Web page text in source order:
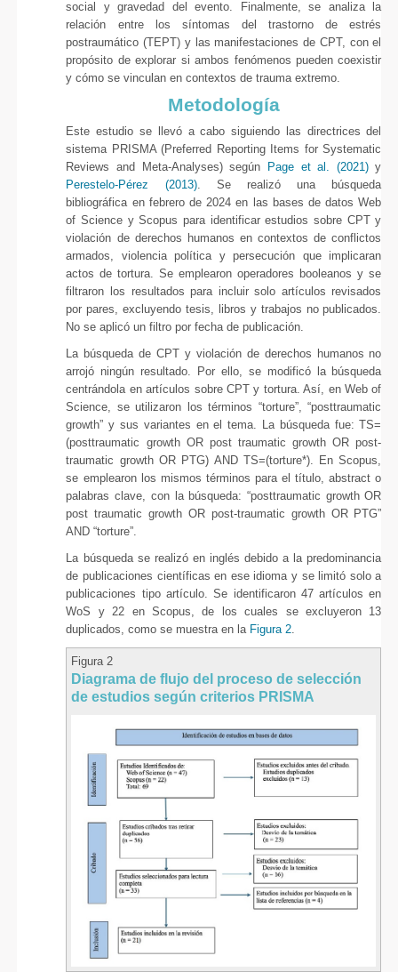
social y gravedad del evento. Finalmente, se analiza la
relación entre los síntomas del trastorno de estrés
postraumático (TEPT) y las manifestaciones de CPT, con el
propósito de explorar si ambos fenómenos pueden coexistir
y cómo se vinculan en contextos de trauma extremo.
Metodología
Este estudio se llevó a cabo siguiendo las directrices del
sistema PRISMA (Preferred Reporting Items for Systematic
Reviews and Meta-Analyses) según
Page et al. (2021)y
Perestelo-Pérez (2013). Se realizó una búsqueda
bibliográfica en febrero de 2024 en las bases de datos Web
of Science y Scopus para identificar estudios sobre CPT y
violación de derechos humanos en contextos de conflictos
armados, violencia política y persecución que implicaran
actos de tortura. Se emplearon operadores booleanos y se
filtraron los resultados para incluir solo artículos revisados
por pares, excluyendo tesis, libros y trabajos no publicados.
No se aplicó un filtro por fecha de publicación.
La búsqueda de CPT y violación de derechos humanos no
arrojó ningún resultado. Por ello, se modificó la búsqueda
centrándola en artículos sobre CPT y tortura. Así, en Web of
Science, se utilizaron los términos “torture”, “posttraumatic
growth” y sus variantes en el tema. La búsqueda fue: TS=
(posttraumatic growth OR post traumatic growth OR post-
traumatic growth OR PTG) AND TS=(torture*). En Scopus,
se emplearon los mismos términos para el título, abstract o
palabras clave, con la búsqueda: “posttraumatic growth OR
post traumatic growth OR post-traumatic growth OR PTG”
AND “torture”.
La búsqueda se realizó en inglés debido a la predominancia
de publicaciones científicas en ese idioma y se limitó solo a
publicaciones tipo artículo. Se identificaron 47 artículos en
WoS y 22 en Scopus, de los cuales se excluyeron 13
duplicados, como se muestra en la Figura 2
Figura 2
Diagrama de flujo del proceso de selección
de estudios según criterios PRISMA